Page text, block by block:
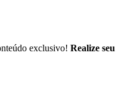
exclusivo! Realize seu